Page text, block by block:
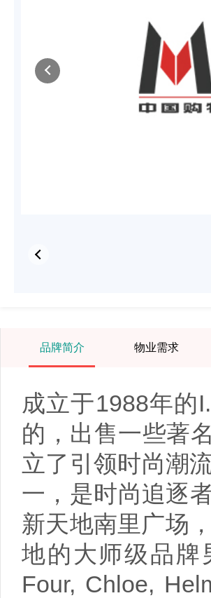
品牌简介 物业需求
成立于1988年的
的，出售一些著
立了引领时尚潮
一，是时尚追逐
新天地南里广场
地的大师级品牌
Four, Chloe,